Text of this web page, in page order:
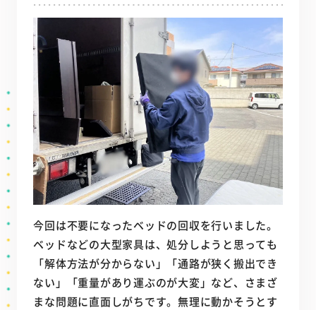
今回は不要になったベッドの回収を行いました。
ベッドなどの大型家具は、処分しようと思っても
「解体方法が分からない」「通路が狭く搬出でき
ない」「重量があり運ぶのが大変」など、さまざ
まな問題に直面しがちです。無理に動かそうとす